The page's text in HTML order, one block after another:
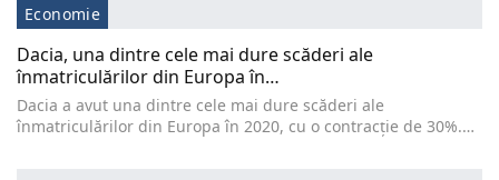
Economie
Dacia, una dintre cele mai dure scăderi ale
înmatriculărilor din Europa în…
Dacia a avut una dintre cele mai dure scăderi ale
înmatriculărilor din Europa în 2020, cu o contracție de 30%.…